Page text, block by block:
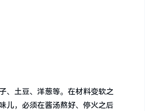
、土豆、洋葱等。在材料变软之
儿，必须在酱汤熬好、停火之后